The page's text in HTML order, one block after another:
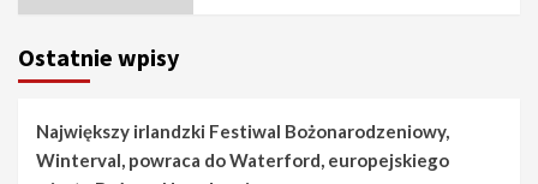
Ostatnie wpisy
Największy irlandzki Festiwal Bożonarodzeniowy,
Winterval, powraca do Waterford, europejskiego